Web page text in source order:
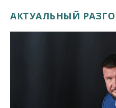
АКТУАЛЬНЫЙ